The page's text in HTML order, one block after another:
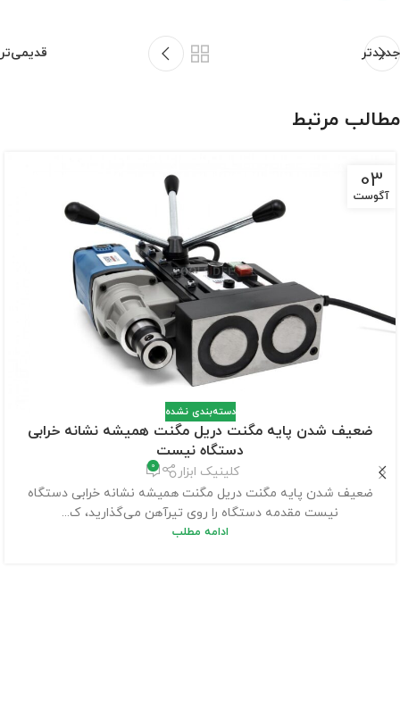
جدیدتر قدیمی‌تر
مطالب مرتبط
03
آگوست
دسته‌بندی نشده
ضعیف شدن پایه مگنت دریل مگنت همیشه نشانه خرابی
دستگاه نیست
کلینیک ابزار 0
ضعیف شدن پایه مگنت دریل مگنت همیشه نشانه خرابی دستگاه
نیست مقدمه دستگاه را روی تیرآهن می‌گذارید، ک...
ادامه مطلب